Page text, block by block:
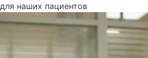
для наших пациентов